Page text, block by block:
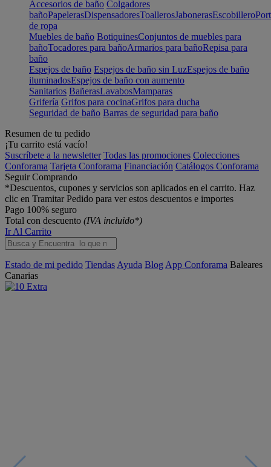
Accesorios de baño Colgadores
bañoPapelerasDispensadoresToallerosJabonerasEscobillero
de ropa
Muebles de baño BotiquinesConjuntos de muebles para
bañoTocadores para bañoArmarios para bañoRepisa para
baño
Espejos de baño Espejos de baño sin LuzEspejos de baño
iluminadosEspejos de baño con aumento
Sanitarios BañerasLavabosMamparas
Grifería Grifos para cocinaGrifos para ducha
Seguridad de baño Barras de seguridad para baño
Resumen de tu pedido
¡Tu carrito está vacío!
Suscríbete a la newsletter Todas las promociones Colecciones
Conforama Tarjeta Conforama Financiación Catálogos Conforama
Seguir Comprando
*Descuentos, cupones y servicios son aplicados en el carrito. Haz
clic en Tramitar Pedido para ver estos descuentos e importes
Pago 100% seguro
Total con descuento (IVA incluido*)
Ir Al Carrito
Estado de mi pedido Tiendas Ayuda Blog App Conforama Baleares
Canarias